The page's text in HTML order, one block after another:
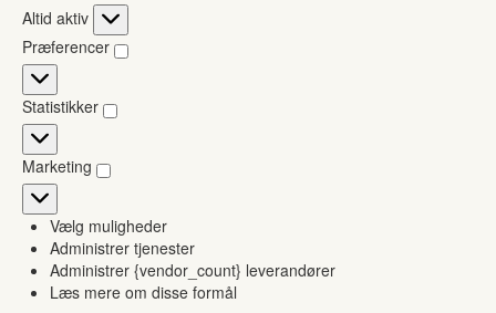
Funktionsdygtig
Altid aktiv
Præferencer
Præferencer
Statistikker
Statistikker
Marketing
Marketing
Vælg muligheder
Administrer tjenester
Administrer {vendor_count} leverandører
Læs mere om disse formål